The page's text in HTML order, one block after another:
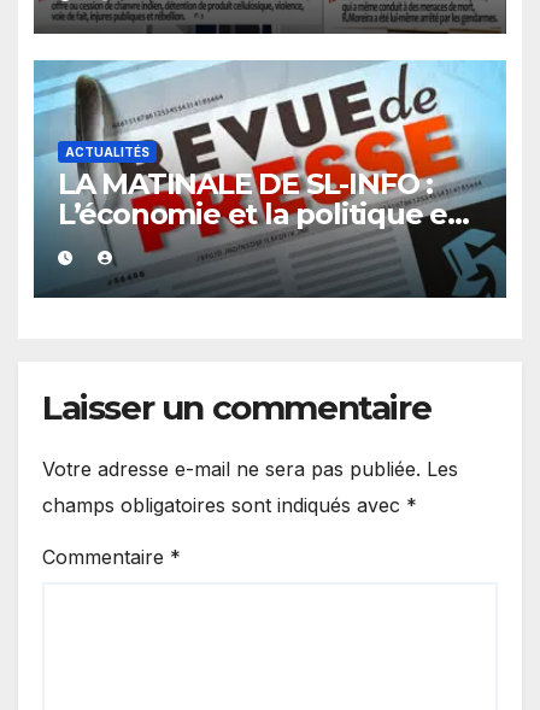
ACTUALITÉS
LA MATINALE DE SL-INFO :
L’économie et la politique en
vedette
Laisser un commentaire
Votre adresse e-mail ne sera pas publiée. Les
champs obligatoires sont indiqués avec *
Commentaire *